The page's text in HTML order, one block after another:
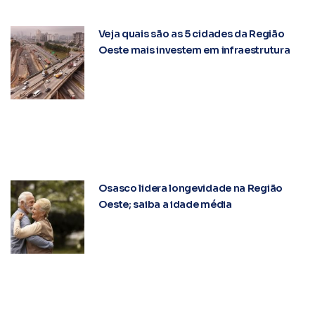
Veja quais são as 5 cidades da Região
Oeste mais investem em infraestrutura
Osasco lidera longevidade na Região
Oeste; saiba a idade média